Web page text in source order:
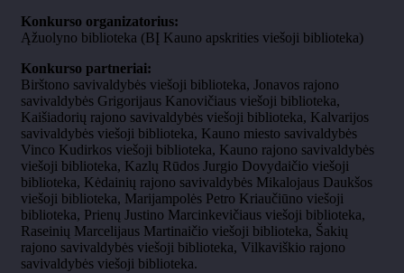
Konkurso organizatorius:
Ąžuolyno biblioteka (BĮ Kauno apskrities viešoji biblioteka)
Konkurso partneriai:
Birštono savivaldybės viešoji biblioteka, Jonavos rajono
savivaldybės Grigorijaus Kanovičiaus viešoji biblioteka,
Kaišiadorių rajono savivaldybės viešoji biblioteka, Kalvarijos
savivaldybės viešoji biblioteka, Kauno miesto savivaldybės
Vinco Kudirkos viešoji biblioteka, Kauno rajono savivaldybės
viešoji biblioteka, Kazlų Rūdos Jurgio Dovydaičio viešoji
biblioteka, Kėdainių rajono savivaldybės Mikalojaus Daukšos
viešoji biblioteka, Marijampolės Petro Kriaučiūno viešoji
biblioteka, Prienų Justino Marcinkevičiaus viešoji biblioteka,
Raseinių Marcelijaus Martinaičio viešoji biblioteka, Šakių
rajono savivaldybės viešoji biblioteka, Vilkaviškio rajono
savivaldybės viešoji biblioteka.